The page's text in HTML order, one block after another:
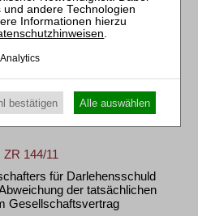
– 34 Wx 123/17
zur Grundbuchberichtigung
einer als Eigentümerin
GbR
144/11
für Darlehensschuld
der tatsächlichen
Gesellschaftsvertrag
bestätigen Alle auswählen